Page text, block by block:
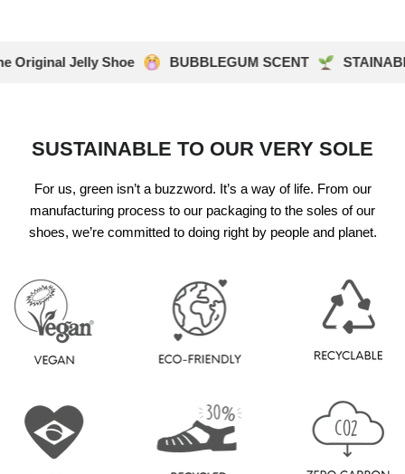
Original Jelly Shoe BUBBLEGUM SCENT
SUSTAINABLE TO OUR VERY SOLE
For us, green isn’t a buzzword. It’s a way of life. From our
manufacturing process to our packaging to the soles of our
shoes, we’re committed to doing right by people and planet.